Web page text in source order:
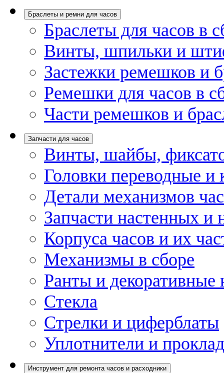
Браслеты и ремни для часов
Браслеты для часов в
Винты, шпильки и
Застежки ремешков и
Ремешки для часов в
Части ремешков и
Запчасти для часов
Винты, шайбы,
Головки переводные и
Детали механизмов
Запчасти настенных и
Корпуса часов и их
Механизмы в сборе
Ранты и декоративные
Стекла
Стрелки и циферблаты
Уплотнители и
Инструмент для ремонта часов и расходники